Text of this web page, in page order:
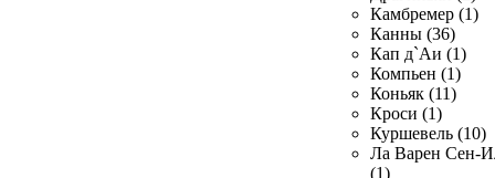
Камбремер (1)
Канны (36)
Кап д`Аи (1)
Компьен (1)
Коньяк (11)
Кроси (1)
Куршевель (10)
Ла Варен Сен-
(1)